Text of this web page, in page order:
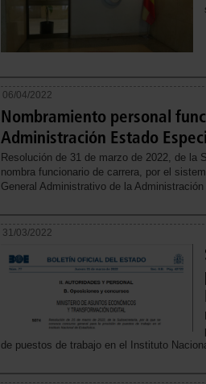
06/04/2022
Nombramiento personal
Administración Estado
Resolución de 31 de marzo de 2022, de la
nombra funcionario de carrera, por el
General Administrativo de la
31/03/2022
de puestos de trabajo en el Instituto